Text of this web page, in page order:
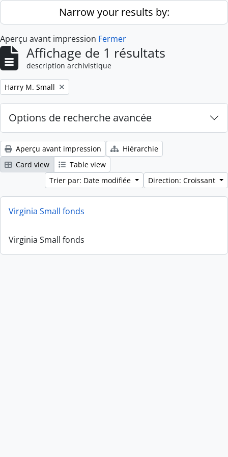
Skip to main contentNarrow your results by:
Aperçu avant impression Fermer
Affichage de 1 résultats
description archivistique
Remove filter:
Harry M. Small
Options de recherche avancée
Aperçu avant impression
Hiérarchie
Card view
Table view
Trier par: Date modifiée
Direction: Croissant
Virginia Small fonds
Virginia Small fonds